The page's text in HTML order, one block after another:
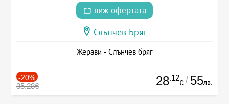
виж офертата
Слънчев Бряг
Жерави - Слънчев бряг
-20%
35.28€ 28.12
€ / 55лв.